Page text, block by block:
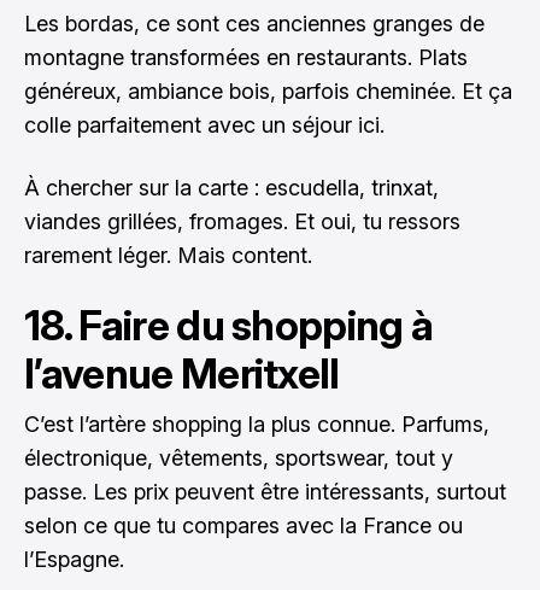
Les bordas, ce sont ces anciennes granges de
montagne transformées en restaurants. Plats
généreux, ambiance bois, parfois cheminée. Et ça
colle parfaitement avec un séjour ici.
À chercher sur la carte : escudella, trinxat,
viandes grillées, fromages. Et oui, tu ressors
rarement léger. Mais content.
18. Faire du shopping à
l’avenue Meritxell
C’est l’artère shopping la plus connue. Parfums,
électronique, vêtements, sportswear, tout y
passe. Les prix peuvent être intéressants, surtout
selon ce que tu compares avec la France ou
l’Espagne.